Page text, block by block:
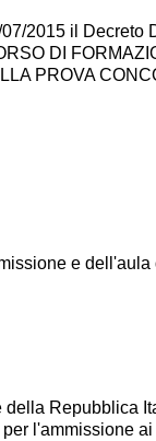
2015 il
DI
PROVA
e
della
l'ammissione